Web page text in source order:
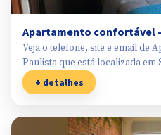
Apartamento confortável
Veja o telefone, site e email de
Paulista que está localizada em
+ detalhes